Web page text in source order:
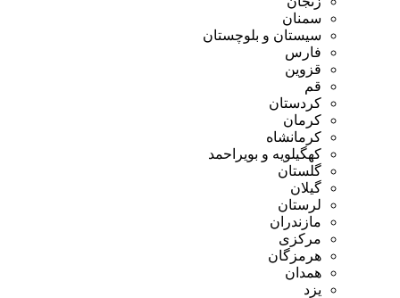
سمنان
سیستان و بلوچستان
فارس
قزوین
قم
کردستان
کرمان
کرمانشاه
کهگیلویه و بویراحمد
گلستان
گیلان
لرستان
مازندران
مرکزی
هرمزگان
همدان
یزد